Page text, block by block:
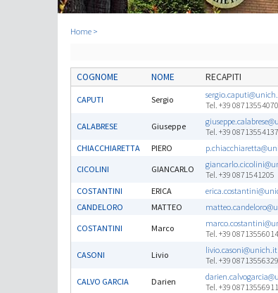
Home
COGNOME NOME RECAPITI
CAPUTI Sergio
Tel. +39
CALABRESE Giuseppe
Tel. +39
CHIACCHIARETTA PIERO
CICOLINI
GIANCARLO
Tel. +39 0871541205
COSTANTINI ERICA
CANDELORO
MATTEO
COSTANTINI
Marco
Tel. +39
CASONI
Livio
livio.casoni@unich.it
Tel. +39 08713556329
CALVO GARCIA
Darien
Tel. +39 08713556911